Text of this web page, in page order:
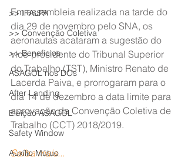
>> IFALPA
>> Convenção Coletiva
>> Benefícios
ASAGOL nos DOs
After Landing
Eleição ASAGOL
Safety Window
Auxílio Mútuo
Em assembleia realizada na tarde do
dia 29 de novembro pelo SNA, os
aeronautas acataram a sugestão do
vice-presidente do Tribunal Superior
do Trabalho (TST), Ministro Renato de
Lacerda Paiva, e prorrogaram para o
dia 14 de dezembro a data limite para
aprovação da Convenção Coletiva de
Trabalho (CCT) 2018/2019.
Saiba mais...